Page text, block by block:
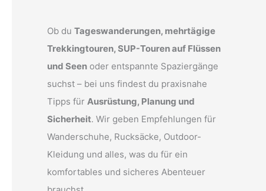
Ob du Tageswanderungen, mehrtägige
Trekkingtouren, SUP-Touren auf Flüssen
und Seen oder entspannte Spaziergänge
suchst – bei uns findest du praxisnahe
Tipps für Ausrüstung, Planung und
Sicherheit. Wir geben Empfehlungen für
Wanderschuhe, Rucksäcke, Outdoor-
Kleidung und alles, was du für ein
komfortables und sicheres Abenteuer